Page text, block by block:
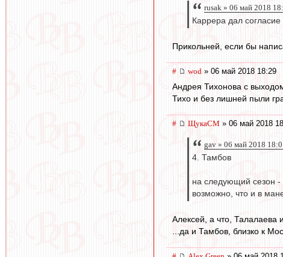
rusak » 06 май 2018
Каррера дал
Прикольней, если бы
# wod » 06 май 2018 18:29
Андрея Тихонова с
Тихо и без лишней пыли
# ЩукаСМ » 06 май 2018
gav » 06 май 2018
4. Тамбов
на следующий сезон -
возможно, что и в
Алексей, а что, Талалаева
...да и Тамбов, близко к